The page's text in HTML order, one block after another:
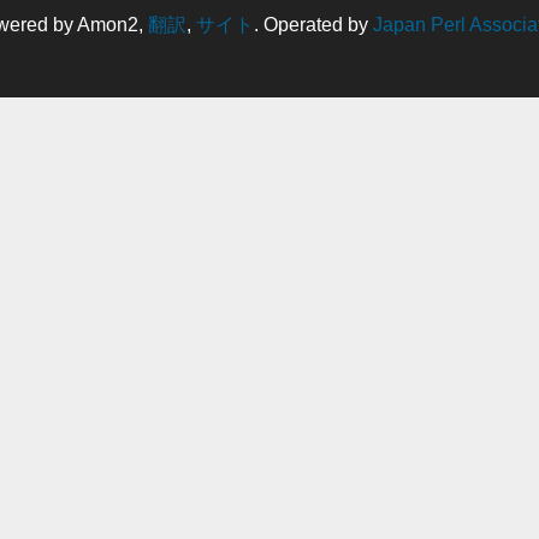
by Amon2, 翻訳, サイト . Operated by Japan Perl